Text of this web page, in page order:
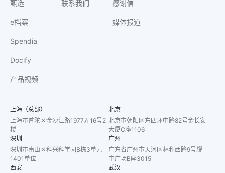
甄选
e档案
Spendia
Docify
产品视频
联系我们 感谢信
媒体报道
上海（总部）
上海市普陀区金沙江路1977弄16号2
楼
北京
北京市朝阳区东四环中路82号金长安
大厦C座1106
深圳
深圳市南山区科兴科学园B栋3单元
1401单位
广州
广东省广州市天河区林和西路9号耀
中广场B座3015
西安
武汉